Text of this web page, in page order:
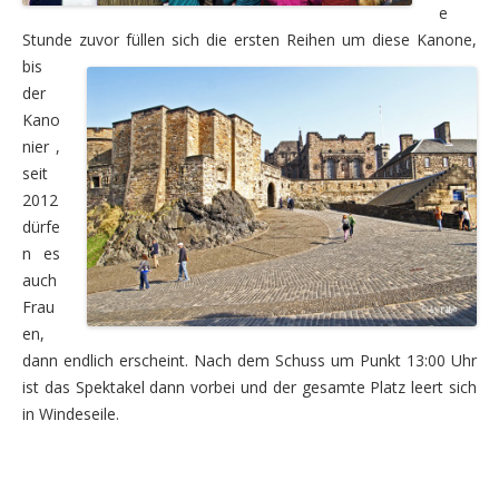
Sonntag, 17.08. – auf dem Weg nach Schottland
Montag, 18.08. – Wanderung auf den Merrick
Dienstag, 19.08. – Motorradtour in den Lowlands
Mittwoch, 20.08. – Weiterfahrt in die Trossachs
Donnerstag, 21.08. – Motorradtour Loch Lomond
Freitag, 22.08. – Wanderung zum Lochan Spling und
Die zweite Woche – Westen
Sonntag, 24.08. – Motorradtour im Argyll
e
Stunde zuvor füllen sich die ersten Reihen um diese Kanone,
bis
der
Kano
nier ,
seit
2012
dürfe
n es
auch
Frau
en,
dann endlich erscheint. Nach dem Schuss um Punkt 13:00 Uhr
ist das Spektakel dann vorbei und der gesamte Platz leert sich
in Windeseile.